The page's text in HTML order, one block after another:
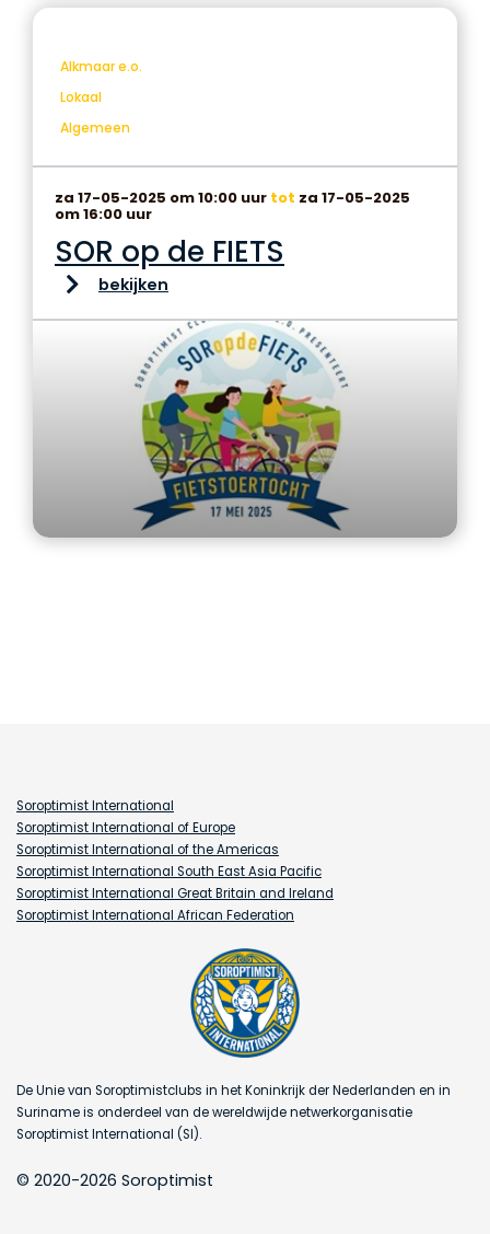
Alkmaar e.o.
Lokaal
Algemeen
za 17-05-2025 om 10:00 uur tot za 17-05-2025
om 16:00 uur
SOR op de FIETS
bekijken
Soroptimist International
Soroptimist International of Europe
Soroptimist International of the Americas
Soroptimist International South East Asia Pacific
Soroptimist International Great Britain and Ireland
Soroptimist International African Federation
De Unie van Soroptimistclubs in het Koninkrijk der Nederlanden en in
Suriname is onderdeel van de wereldwijde netwerkorganisatie
Soroptimist International (SI).
© 2020-2026 Soroptimist